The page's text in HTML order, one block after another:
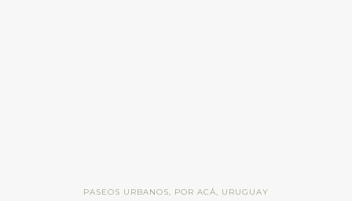
PASEOS URBANOS POR ACÁ URUGUAY